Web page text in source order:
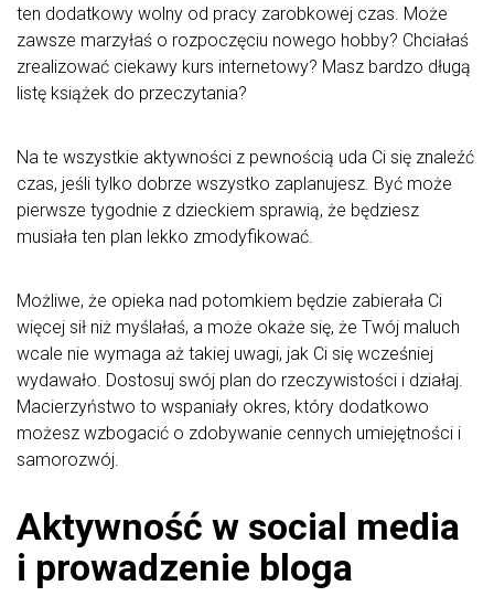
ten dodatkowy wolny od pracy zarobkowej czas. Może
zawsze marzyłaś o rozpoczęciu nowego hobby? Chciałaś
zrealizować ciekawy kurs internetowy? Masz bardzo długą
listę książek do przeczytania?
Na te wszystkie aktywności z pewnością uda Ci się znaleźć
czas, jeśli tylko dobrze wszystko zaplanujesz. Być może
pierwsze tygodnie z dzieckiem sprawią, że będziesz
musiała ten plan lekko zmodyfikować.
Możliwe, że opieka nad potomkiem będzie zabierała Ci
więcej sił niż myślałaś, a może okaże się, że Twój maluch
wcale nie wymaga aż takiej uwagi, jak Ci się wcześniej
wydawało. Dostosuj swój plan do rzeczywistości i działaj.
Macierzyństwo to wspaniały okres, który dodatkowo
możesz wzbogacić o zdobywanie cennych umiejętności i
samorozwój.
Aktywność w social media
i prowadzenie bloga